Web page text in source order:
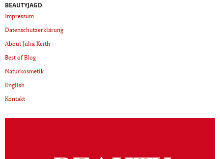
BEAUTYJAGD
Impressum
Datenschutzerklärung
About Julia Keith
Best of Blog
Naturkosmetik
English
Kontakt